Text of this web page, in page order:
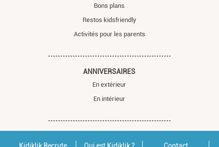
Bons plans
Restos kidsfriendly
Activités pour les parents
ANNIVERSAIRES
En extérieur
En intérieur